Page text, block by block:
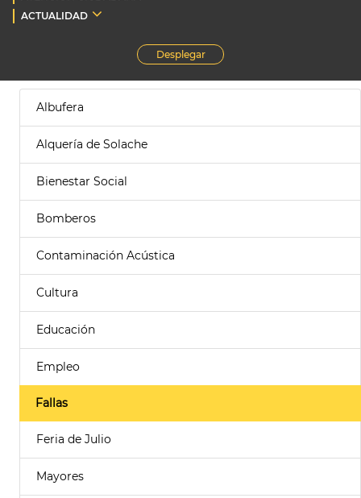
ACTUALIDAD
Desplegar
Albufera
Alquería de Solache
Bienestar Social
Bomberos
Contaminación Acústica
Cultura
Educación
Empleo
Fallas
Feria de Julio
Mayores